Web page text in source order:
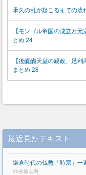
承久の乱が起こるまでの流
【モンゴル帝国の成立と
とめ 24
【後醍醐天皇の親政、足
まとめ 28
最近見たテキスト
鎌倉時代の仏教「時宗」一
10分前以内